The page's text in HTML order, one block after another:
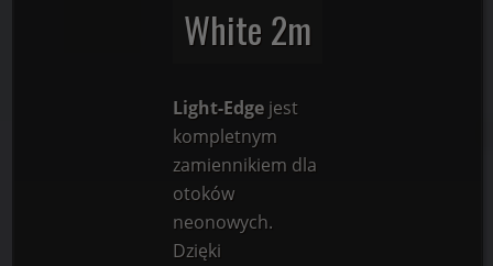
White 2m
Light-Edge jest
kompletnym
zamiennikiem dla
otoków
neonowych.
Dzięki